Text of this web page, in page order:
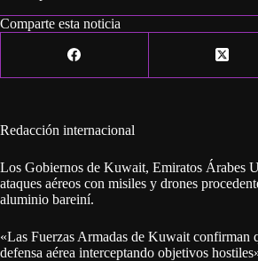
Comparte esta noticia
Redacción internacional
Los Gobiernos de Kuwait, Emiratos Árabes
ataques aéreos con misiles y drones
aluminio bareiní.
«Las Fuerzas Armadas de Kuwait confirman
defensa aérea interceptando objetivos